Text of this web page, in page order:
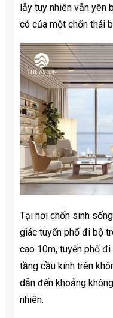
lẫy tuy nhiên vẫn yên
có của một chốn thái
Tại nơi chốn sinh
giác tuyến phố đi bộ
cao 10m, tuyến phố
tầng cầu kính trên
dẫn đến khoảng
nhiên.